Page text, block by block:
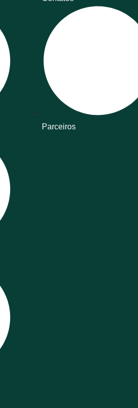
Parceiros